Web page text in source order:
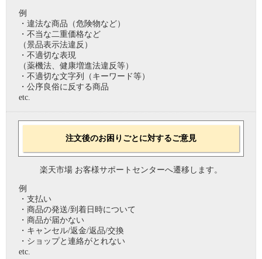
例
・違法な商品（危険物など）
・不当な二重価格など
（景品表示法違反）
・不適切な表現
（薬機法、健康増進法違反等）
・不適切な文字列（キーワード等）
・公序良俗に反する商品
etc.
注文後のお困りごとに対するご意見
楽天市場 お客様サポートセンターへ遷移します。
例
・支払い
・商品の発送/到着日時について
・商品が届かない
・キャンセル/返金/返品/交換
・ショップと連絡がとれない
etc.